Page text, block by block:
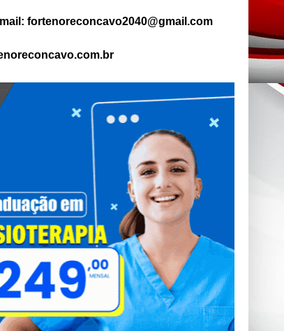
fortenoreconcavo2040@gmail.com